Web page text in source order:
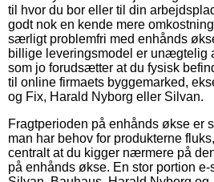
til hvor du bor eller til din
godt nok en kende mere
særligt problemfri med enhånds
billige leveringsmodel er unægtelig
som jo forudsætter at du fysisk
til online firmaets byggemarked,
og Fix, Harald Nyborg eller Silvan.
Fragtperioden på enhånds økse er
man har behov for produkterne
centralt at du kigger nærmere på
på enhånds økse. En stor portion